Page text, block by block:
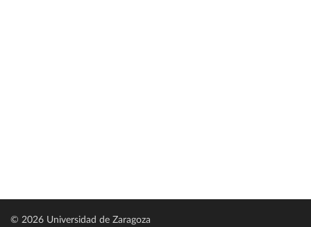
© 2026 Universidad de Zaragoza